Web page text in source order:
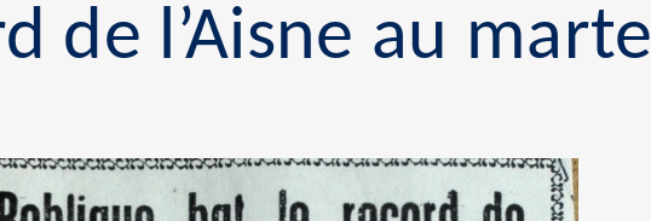
de l’Aisne au